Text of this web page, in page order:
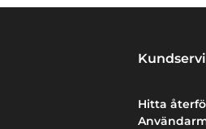
Hitta